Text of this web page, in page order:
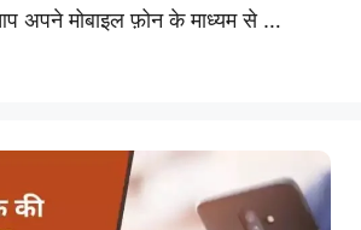
अपने मोबाइल फ़ोन के माध्यम से …